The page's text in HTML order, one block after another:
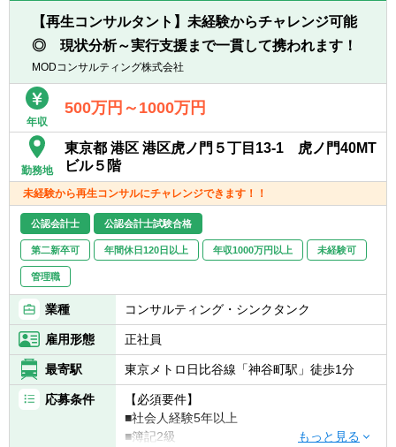
【再生コンサルタント】未経験からチャレンジ可能
◎ 現状分析～実行支援まで一貫して携われます！
MODコンサルティング株式会社
年収
500万円～1000万円
勤務地
東京都 港区 港区虎ノ門５丁目13‐1 虎ノ門40MT
ビル５階
未経験から再生コンサルにチャレンジできます！！
公認会計士 公認会計士試験合格
第二新卒可 年間休日120日以上 年収1000万円以上 未経験可
管理職
業種 コンサルティング・シンクタンク
雇用形態 正社員
最寄駅 東京メトロ日比谷線「神谷町駅」徒歩1分
応募条件
【必須要件】
■社会人経験5年以上
■簿記2級